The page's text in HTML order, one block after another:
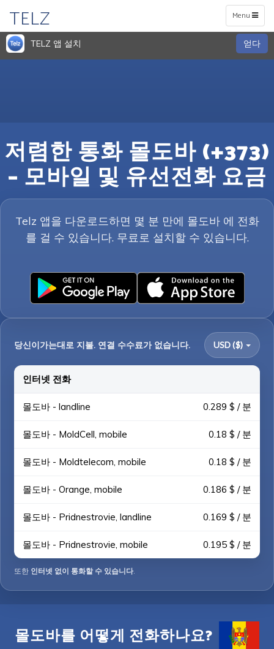
Toggle
navigation
Menu
TELZ
TELZ 앱 설치 얻다
저렴한 통화 몰도바 (+373)
– 모바일 및 유선전화 요금
Telz 앱을 다운로드하면 몇 분 만에 몰도바 에 전화
를 걸 수 있습니다. 무료로 설치할 수 있습니다.
당신이가는대로 지불. 연결 수수료가 없습니다. USD ($)
인터넷 전화
몰도바 - landline 0.289 $ / 분
몰도바 - MoldCell, mobile 0.18 $ / 분
몰도바 - Moldtelecom, mobile 0.18 $ / 분
몰도바 - Orange, mobile 0.186 $ / 분
몰도바 - Pridnestrovie, landline 0.169 $ / 분
몰도바 - Pridnestrovie, mobile 0.195 $ / 분
또한 인터넷 없이 통화할 수 있습니다.
몰도바를 어떻게 전화하나요?